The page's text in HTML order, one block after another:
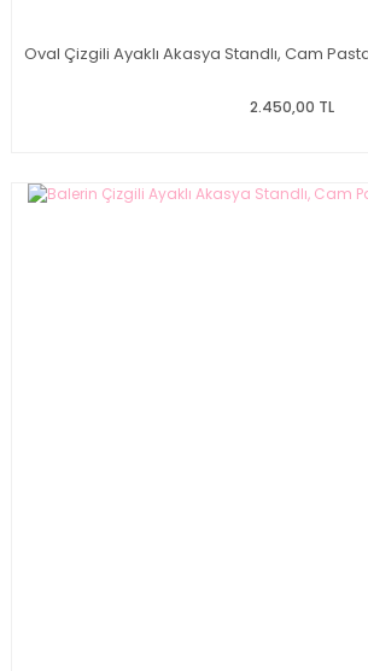
Oval Çizgili Ayaklı Akasya Standlı, Cam
2.450,00 TL